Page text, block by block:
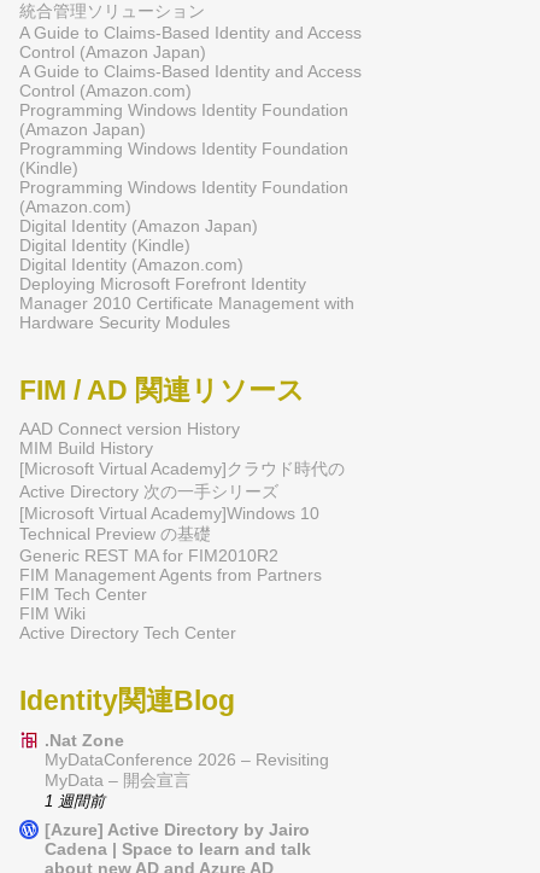
統合管理ソリューション
A Guide to Claims-Based Identity and Access
Control (Amazon Japan)
A Guide to Claims-Based Identity and Access
Control (Amazon.com)
Programming Windows Identity Foundation
(Amazon Japan)
Programming Windows Identity Foundation
(Kindle)
Programming Windows Identity Foundation
(Amazon.com)
Digital Identity (Amazon Japan)
Digital Identity (Kindle)
Digital Identity (Amazon.com)
Deploying Microsoft Forefront Identity
Manager 2010 Certificate Management with
Hardware Security Modules
FIM / AD 関連リソース
AAD Connect version History
MIM Build History
[Microsoft Virtual Academy]クラウド時代の
Active Directory 次の一手シリーズ
[Microsoft Virtual Academy]Windows 10
Technical Preview の基礎
Generic REST MA for FIM2010R2
FIM Management Agents from Partners
FIM Tech Center
FIM Wiki
Active Directory Tech Center
Identity関連Blog
.Nat Zone
MyDataConference 2026 – Revisiting
MyData – 開会宣言
1 週間前
[Azure] Active Directory by Jairo
Cadena | Space to learn and talk
about new AD and Azure AD